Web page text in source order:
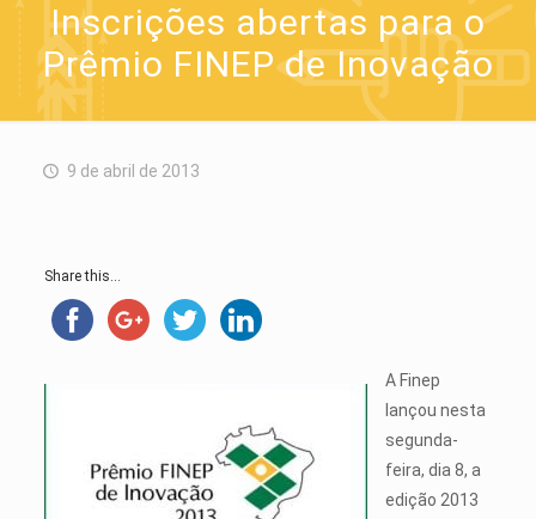
Inscrições abertas para o
Prêmio FINEP de Inovação
9 de abril de 2013
Share this...
A Finep
lançou nesta
segunda-
feira, dia 8, a
edição 2013